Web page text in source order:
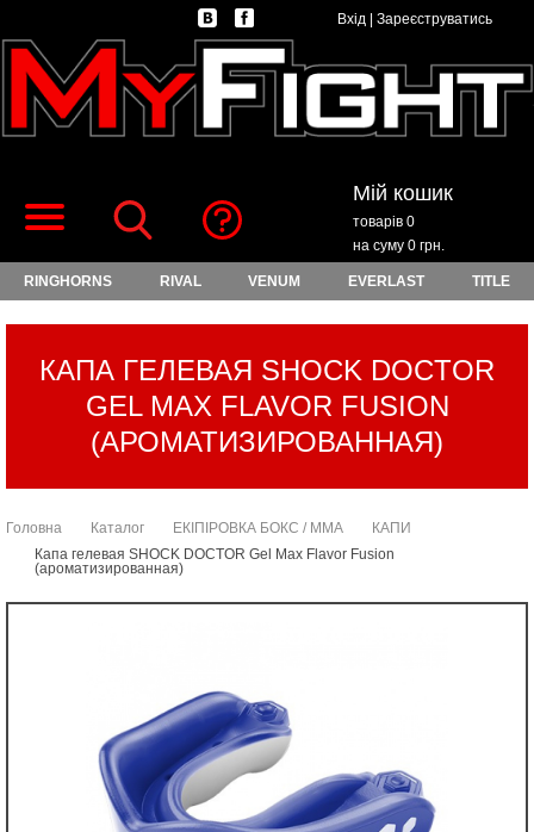
Вхід Зареєструватись
Мій кошик
товарів 0
на суму 0 грн.
RINGHORNS RIVAL VENUM EVERLAST TITLE
КАПА ГЕЛЕВАЯ SHOCK DOCTOR
GEL MAX FLAVOR FUSION
(АРОМАТИЗИРОВАННАЯ)
Головна Каталог ЕКІПІРОВКА БОКС / ММА
КАПИ
Капа гелевая SHOCK DOCTOR Gel Max Flavor Fusion
(ароматизированная)